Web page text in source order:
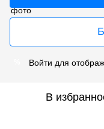
Войти для
В